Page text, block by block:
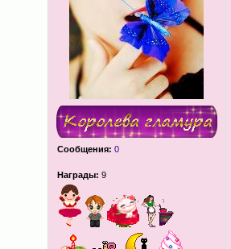
Сообщения: 0
Награды: 9